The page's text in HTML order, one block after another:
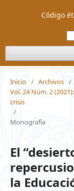
Código
Inicio / Archivos /
Vol. 24 Núm. 2
crisis
/
Monografía
El
la